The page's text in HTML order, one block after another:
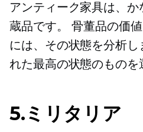
アンティーク家具は、
蔵品です。 骨董品の価
には、その状態を分析
れた最高の状態のものを
5.ミリタリア